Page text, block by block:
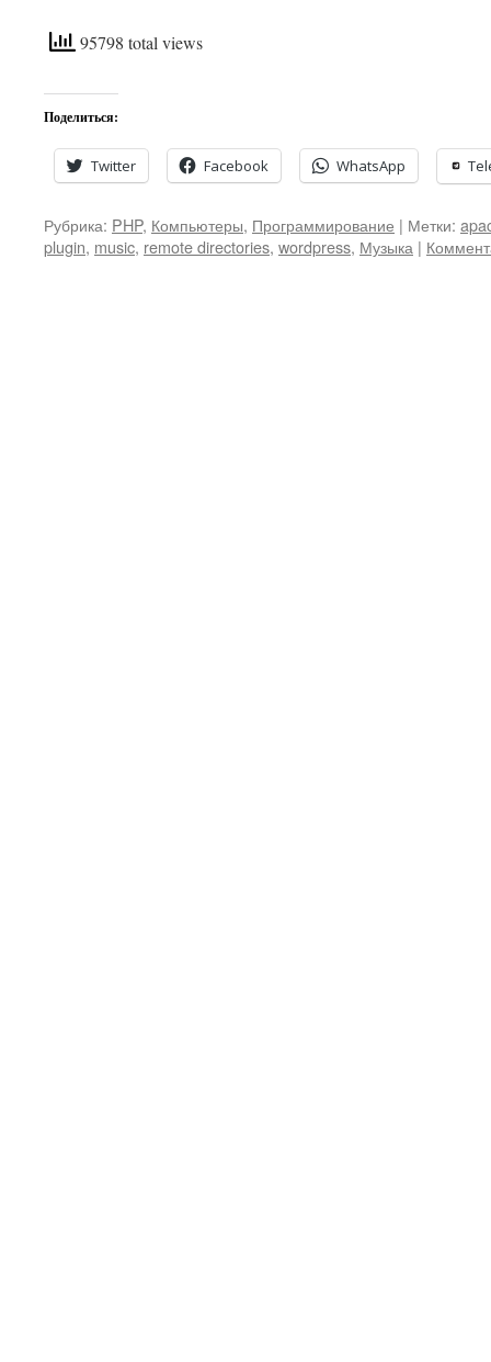
95798 total views
Поделиться:
Twitter Facebook WhatsApp
Рубрика: PHP, Компьютеры, Программирование | Метки:
plugin, music, remote directories, wordpress, Музыка |